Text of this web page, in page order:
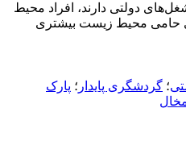
دولتی دارند، افراد محیط
حامی محیط زیست بیشتری
؛ گردشگری پایدار ؛ پارک